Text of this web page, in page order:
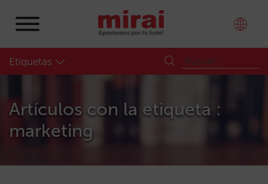
Etiquetas
Artículos con la etiqueta :
marketing